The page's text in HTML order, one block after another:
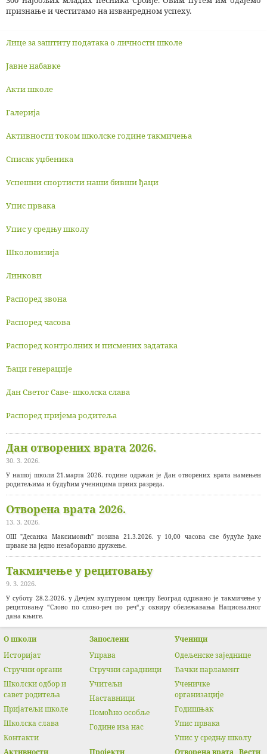
признање и честитамо на изванредном успеху.
Лице за заштиту података о личности школе
Јавне набавке
Акти школе
Галерија
Активности током школске године такмичења
Списак уџбеника
Успешни спортисти наши бивши ђаци
Упис првака
Упис у средњу школу
Школовизија
Линкови
Распоред звона
Распоред часова
Распоред контролних и писмених задатака
Ђаци генерације
Дан Светог Саве- школска слава
Распоред пријема родитеља
Дан отворених врата 2026.
30. 3. 2026.
У нашој школи 21.марта 2026. године одржан је Дан отворених врата намењен
родитељима и будућим ученицима првих разреда.
Отворена врата 2026.
13. 3. 2026.
ОШ "Десанка Максимовић" позива 21.3.2026. у 10,00 часова све будуће ђаке
прваке на једно незаборавно дружење.
Такмичење у рецитовању
9. 3. 2026.
У суботу 28.2.2026. у Дечјем културном центру Београд одржано је такмичење у
рецитовању “Слово по слово-реч по реч“,у оквиру обележавања Националног
дана књиге.
О школи
Историјат
Стручни органи
Школски одбор и
савет родитеља
Пријатељи школе
Школска слава
Контакти
Запослени
Управа
Стручни сарадници
Учитељи
Наставници
Помоћно особље
Године иза нас
Ученици
Одељенске заједнице
Ђачки парламент
Ученичке
организације
Годишњак
Упис првака
Упис у средњу школу
Активности
Прojeкти Отворена врата Вести